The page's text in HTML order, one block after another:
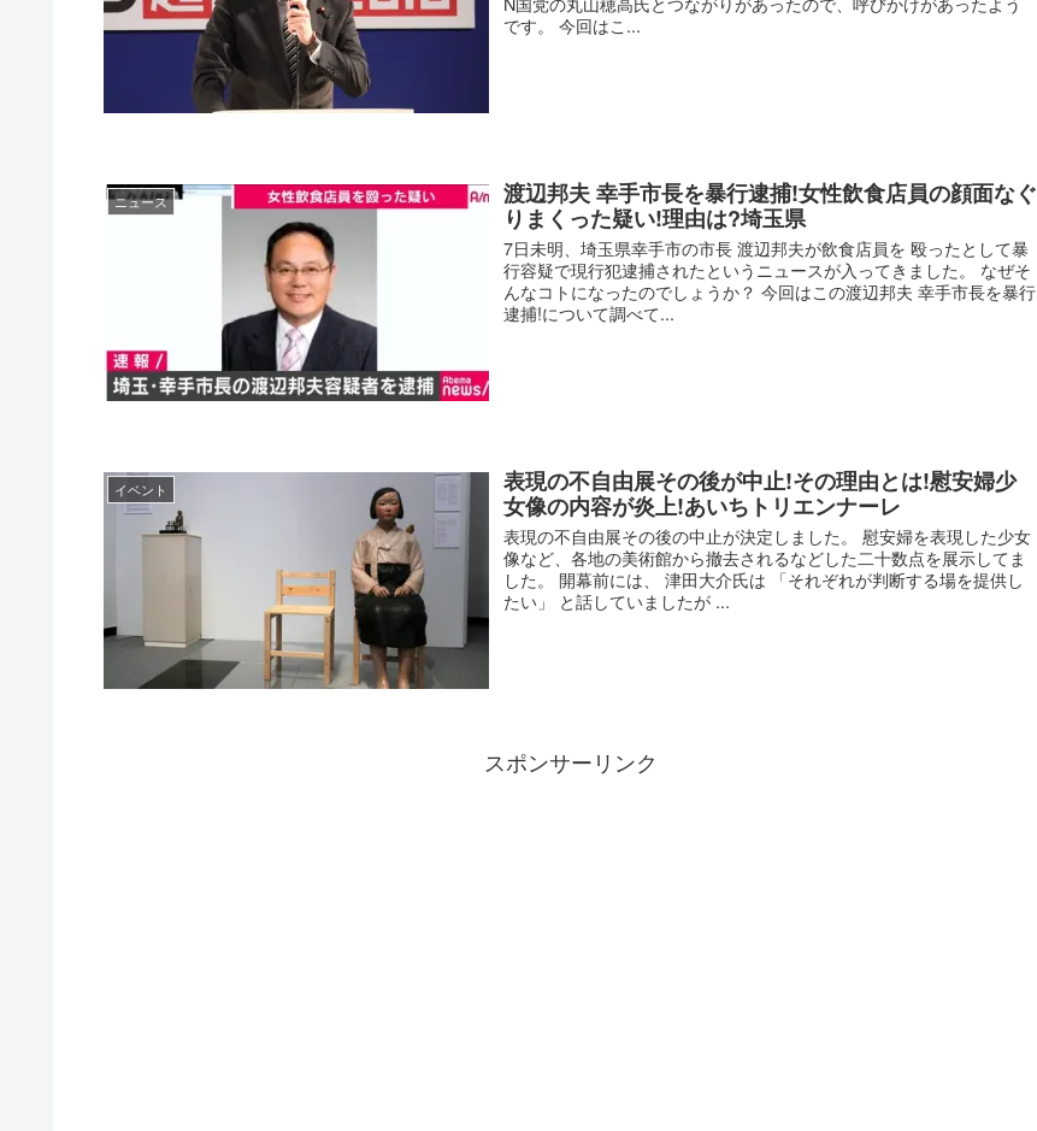
です。 今回はこ...
ニュース
渡辺邦夫 幸手市長を暴行逮捕!女性飲食店員の顔面なぐ
りまくった疑い!理由は?埼玉県
7日未明、埼玉県幸手市の市長 渡辺邦夫が飲食店員を 殴ったとして暴
行容疑で現行犯逮捕されたというニュースが入ってきました。 なぜそ
んなコトになったのでしょうか？ 今回はこの渡辺邦夫 幸手市長を暴行
逮捕!について調べて...
イベント
表現の不自由展その後が中止!その理由とは!慰安婦少
女像の内容が炎上!あいちトリエンナーレ
表現の不自由展その後の中止が決定しました。 慰安婦を表現した少女
像など、各地の美術館から撤去されるなどした二十数点を展示してま
した。 開幕前には、 津田大介氏は 「それぞれが判断する場を提供し
たい」 と話していましたが ...
スポンサーリンク